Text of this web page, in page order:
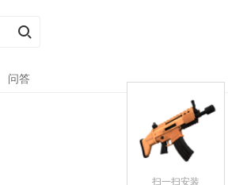
问答
扫一扫安装